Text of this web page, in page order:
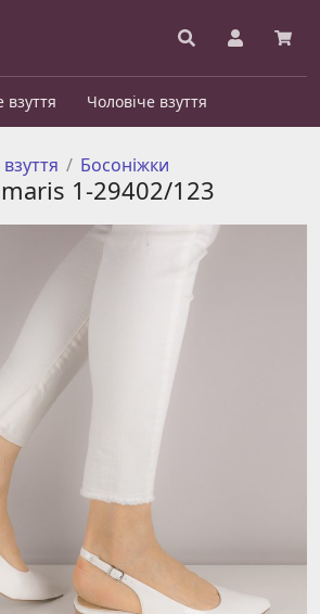
взуття Чоловіче взуття
Босоніжки
1-29402/123